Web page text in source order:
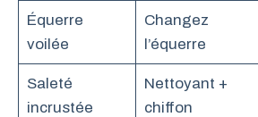
Équerre
voilée
Changez
l’équerre
Saleté
incrustée
Nettoyant +
chiffon